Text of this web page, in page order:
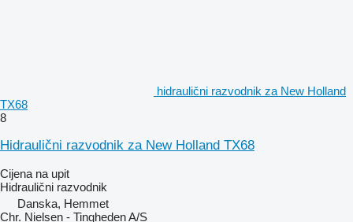
hidraulični razvodnik za New Holland
TX68
8
Hidraulični razvodnik za New Holland TX68
Cijena na upit
Hidraulični razvodnik
Danska, Hemmet
Chr. Nielsen - Tingheden A/S